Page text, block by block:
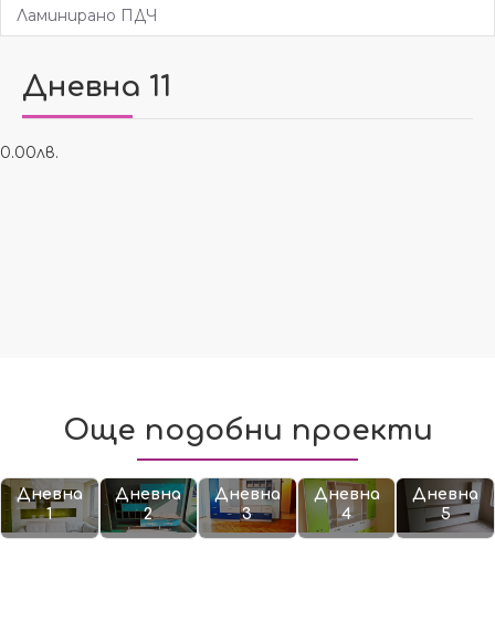
Ламинирано ПДЧ
Дневна 11
0.00лв.
Още подобни проекти
Дневна
1
Дневна
2
Дневна
3
Дневна
4
Дневна
5